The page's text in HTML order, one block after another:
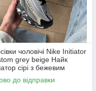
чоловічі Nike Initiator
grey beige Найк
сірі з бежевим
молодіжні
до відправки